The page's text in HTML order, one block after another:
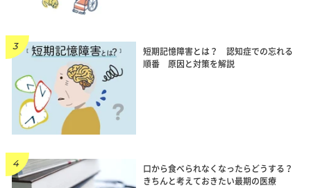
短期記憶障害とは？ 認知症での忘れる
順番 原因と対策を解説
口から食べられなくなったらどうする？
きちんと考えておきたい最期の医療